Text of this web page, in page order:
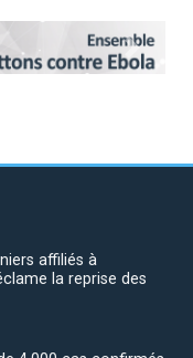
Next
affiliés à
la reprise des